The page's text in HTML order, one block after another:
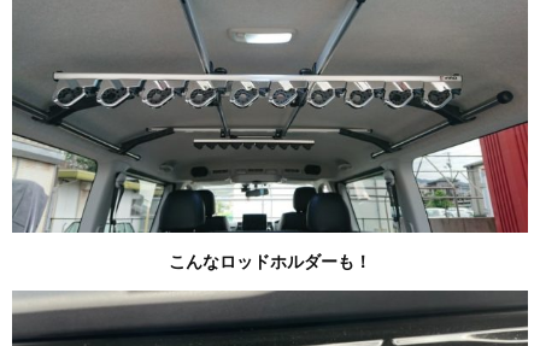
こんなロッドホルダーも！